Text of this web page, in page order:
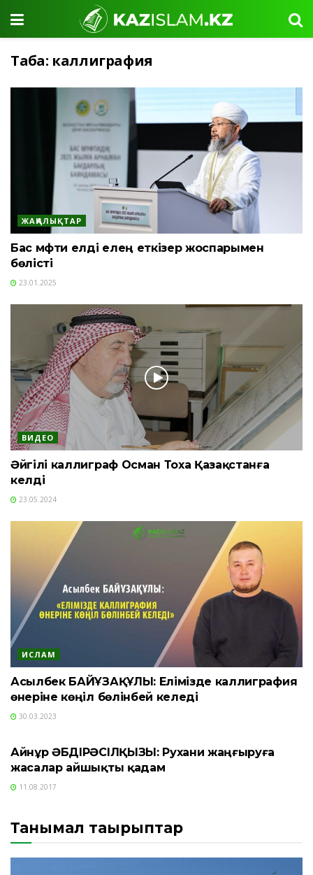
Таңба: каллиграфия
ЖАҢАЛЫҚТАР
Бас мүфти елді елең еткізер жоспарымен
бөлісті
23.01.2025
ВИДЕО
Әйгілі каллиграф Осман Тоха Қазақстанға
келді
23.05.2024
ИСЛАМ
Асылбек БАЙҰЗАҚҰЛЫ: Елімізде каллиграфия
өнеріне көңіл бөлінбей келеді
30.03.2023
Айнұр ӘБДІРӘСІЛҚЫЗЫ: Рухани жаңғыруға
жасалар айшықты қадам
11.08.2017
Танымал тақырыптар